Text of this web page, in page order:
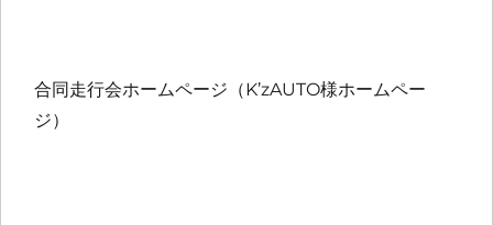
合同走行会ホームページ（K’zAUTO様ホームペー
ジ）